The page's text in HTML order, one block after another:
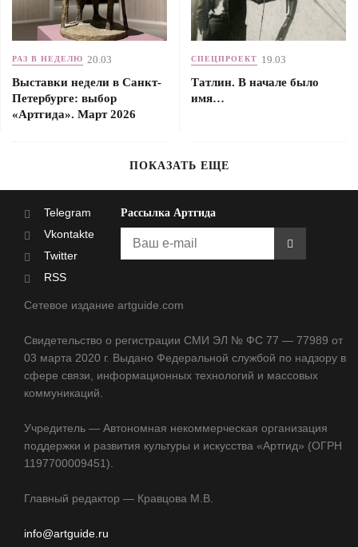
РАЗ В НЕДЕЛЮ 20.03
Выставки недели в Санкт-
Петербурге: выбор
«Артгида». Март 2026
СПЕЦПРОЕКТ 19.03
Татлин. В начале было
имя…
ПОКАЗАТЬ ЕЩЕ
Telegram
Vkontakte
Twitter
RSS
Рассылка Артгида
Сетевое издание artguide.com
Свидетельство о регистрации СМИ ЭЛ № ФС 77 — 77989 от
03 марта 2020 г. Выдано Федеральной службой по надзору в
сфере связи, информационных технологий и массовых
коммуникаций.
Учредитель — Автономная некоммерческая организация
поддержки и развития культуры и искусства «Артгид» (ОГРН
1197700009451).
Главный редактор — Кравцова М.В.
info@artguide.ru